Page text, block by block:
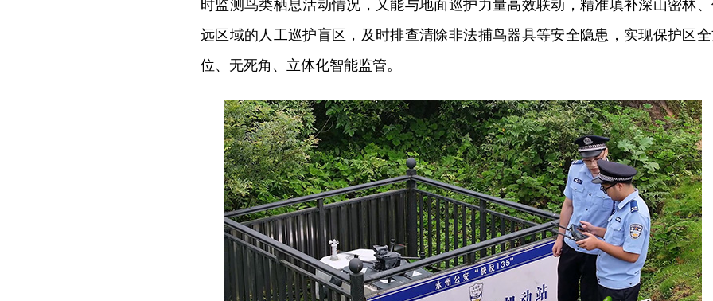
时监测鸟类栖息活动情况，又能与地面巡护力量高效联动，精准填补深山密林
远区域的人工巡护盲区，及时排查清除非法捕鸟器具等安全隐患，实现保护区
位、无死角、立体化智能监管。